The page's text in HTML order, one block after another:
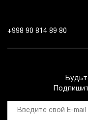
+998 90 814 89 80